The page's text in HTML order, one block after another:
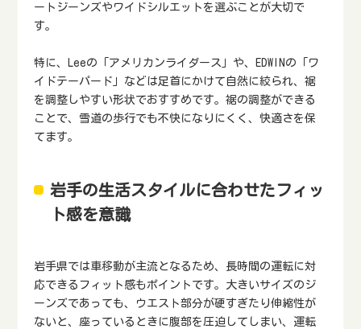
ートジーンズやワイドシルエットを選ぶことが大切で
す。
特に、Leeの「アメリカンライダース」や、EDWINの「ワ
イドテーパード」などは足首にかけて自然に絞られ、裾
を調整しやすい形状でおすすめです。裾の調整ができる
ことで、雪道の歩行でも不快になりにくく、快適さを保
てます。
岩手の生活スタイルに合わせたフィッ
ト感を意識
岩手県では車移動が主流となるため、長時間の運転に対
応できるフィット感もポイントです。大きいサイズのジ
ーンズであっても、ウエスト部分が硬すぎたり伸縮性が
ないと、座っているときに腹部を圧迫してしまい、運転